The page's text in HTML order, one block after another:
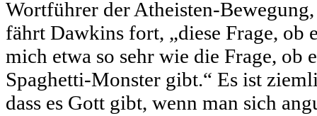
Wortführer der Atheisten-
fährt Dawkins fort, „diese Frage, ob
mich etwa so sehr wie die Frage, ob
Spaghetti-Monster gibt.“ Es ist
dass es Gott gibt, wenn man sich